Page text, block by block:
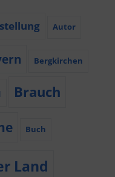
Autor
Bergkirchen
Brauch
Buch
Land